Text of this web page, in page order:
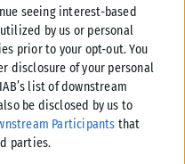
seeing interest-based
by us or personal
prior to your opt-out. You
disclosure of your personal
list of downstream
be disclosed by us to
Participants that
parties.
ούτε κουβέντα να